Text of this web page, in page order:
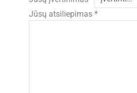
Jūsų atsiliepimas*